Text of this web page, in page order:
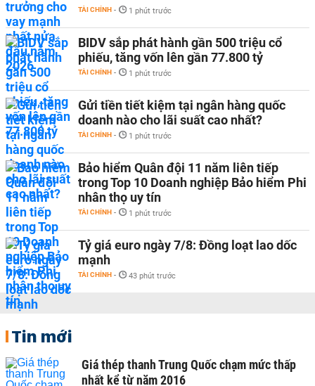
TÀI CHÍNH - 1 phút trước
BIDV sắp phát hành gần 500 triệu cổ
phiếu, tăng vốn lên gần 77.800 tỷ
TÀI CHÍNH - 1 phút trước
Gửi tiền tiết kiệm tại ngân hàng quốc
doanh nào cho lãi suất cao nhất?
TÀI CHÍNH - 1 phút trước
Bảo hiểm Quân đội 11 năm liên tiếp
trong Top 10 Doanh nghiệp Bảo hiểm Phi
nhân thọ uy tín
TÀI CHÍNH - 1 phút trước
Tỷ giá euro ngày 7/8: Đồng loạt lao dốc
mạnh
TÀI CHÍNH - 43 phút trước
Tin mới
Giá thép thanh Trung Quốc chạm mức thấp
nhất kể từ năm 2016